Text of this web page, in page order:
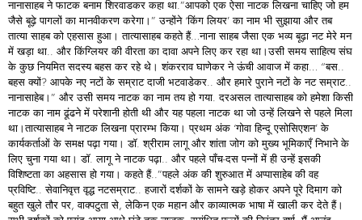
नानासाहब ने फाटक बनाम शिरवाडकर कहा था.”आपको एक ऐसा नाटक लिखना चाहिए जो हम
जैसे बूढ़े पागलों का मानवीकरण करेगा।” उन्होंने ‘किंग लियर’ का नाम भी सुझाया और तब
तात्या साहब को एहसास हुआ। तात्यासाहब कहते हैं…नाना साहब जैसा एक भव्य बूढ़ा नट मेरे मन
में खड़ा था.. और किंग्लियर की वीरता का दावा अपने लिए कर रहा था।उसी समय साहित्य संघ
के कुछ नियमित सदस्य बहस कर रहे थे। शंकरराव घाणेकर ने ऊंची आवाज में कहा… “बस..
बहस क्यों? आपके नए नटों के सम्राट दाजी भटवाडेकर.. और हमारे पुराने नटों के नट सम्राट..
नानासाहेब।” और उसी समय नाटक का नाम तय हो गया. दरअसल तात्यासाहब को हमेशा किसी
नाटक का नाम ढूंढने में परेशानी होती थी और यह पहला नाटक था जो उन्हें लिखने से पहले मिला
था।तात्यासाहब ने नाटक लिखना प्रारम्भ किया। प्रथम अंक ‘गोवा हिन्दू एसोसिएशन’ के
कार्यकर्ताओं के समक्ष पढ़ा गया। डॉ. श्रीराम लागू और शांता जोग को मुख्य भूमिकाएँ निभाने के
लिए चुना गया था। डॉ. लागू ने नाटक पढ़ा.. और पहले पाँच-दस पन्नों में ही उन्हें इसकी
विशिष्टता का अहसास हो गया। कहते हैं..”पहले अंक की शुरुआत में अप्पासाहेब की वह
प्रविष्टि.. सेवानिवृत्त वृद्ध नटसम्राट.. हजारों दर्शकों के सामने खड़े होकर अपने पूरे दिमाग को
बहुत खुले तौर पर, वाक्पटुता से, लेकिन एक महान और काव्यात्मक भाषा में खाली कर देते हैं।